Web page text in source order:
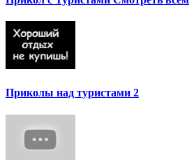
Приколы над туристами 2